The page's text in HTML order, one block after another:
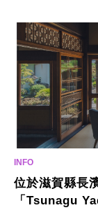
位於滋賀縣長
「Tsunagu